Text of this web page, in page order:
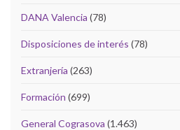
DANA Valencia (78)
Disposiciones de interés (78)
Extranjería (263)
Formación (699)
General Cograsova (1.463)